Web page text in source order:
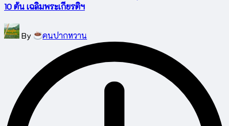
10 ต้น เฉลิมพระเกียรติฯ
Posted
by
By คนปากหวาน